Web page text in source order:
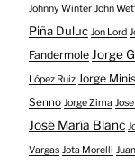
Johnny Winter John
Piña Duluc Jon Lord
Fandermole Jorge
López Ruiz Jorge
Senno Jorge Zima
José María Blanc
Vargas Jota Morelli